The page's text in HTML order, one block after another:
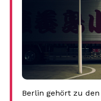
Berlin gehört zu